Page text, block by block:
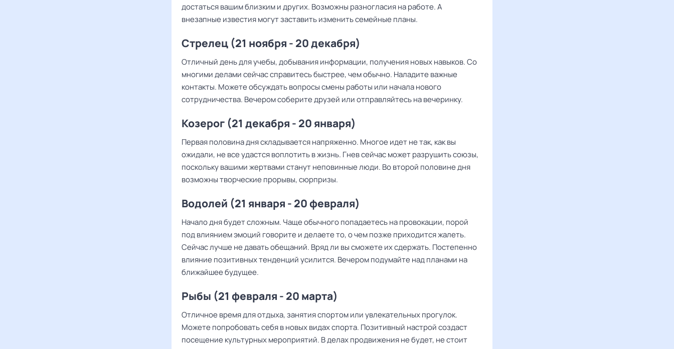
достаться вашим близким и других. Возможны разногласия на работе. А
внезапные известия могут заставить изменить семейные планы.
Стрелец (21 ноября - 20 декабря)
Отличный день для учебы, добывания информации, получения новых навыков. Со
многими делами сейчас справитесь быстрее, чем обычно. Наладите важные
контакты. Можете обсуждать вопросы смены работы или начала нового
сотрудничества. Вечером соберите друзей или отправляйтесь на вечеринку.
Козерог (21 декабря - 20 января)
Первая половина дня складывается напряженно. Многое идет не так, как вы
ожидали, не все удастся воплотить в жизнь. Гнев сейчас может разрушить союзы,
поскольку вашими жертвами станут неповинные люди. Во второй половине дня
возможны творческие прорывы, сюрпризы.
Водолей (21 января - 20 февраля)
Начало дня будет сложным. Чаще обычного попадаетесь на провокации, порой
под влиянием эмоций говорите и делаете то, о чем позже приходится жалеть.
Сейчас лучше не давать обещаний. Вряд ли вы сможете их сдержать. Постепенно
влияние позитивных тенденций усилится. Вечером подумайте над планами на
ближайшее будущее.
Рыбы (21 февраля - 20 марта)
Отличное время для отдыха, занятия спортом или увлекательных прогулок.
Можете попробовать себя в новых видах спорта. Позитивный настрой создаст
посещение культурных мероприятий. В делах продвижения не будет, не стоит